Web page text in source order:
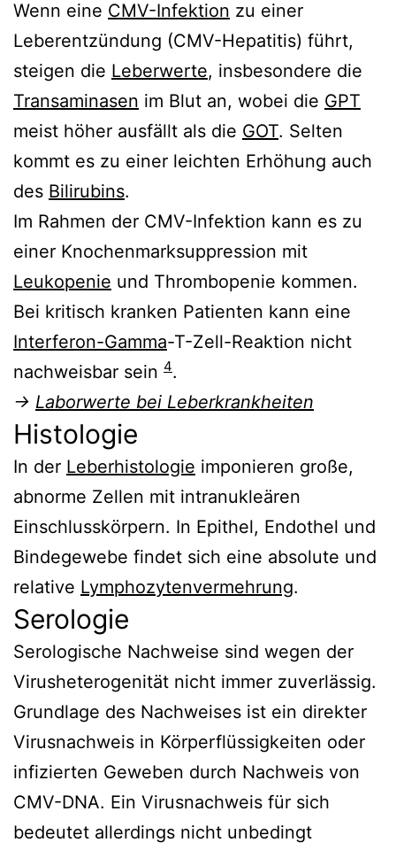
Wenn eine CMV-Infektion zu einer
Leberentzündung (CMV-Hepatitis) führt,
steigen die Leberwerte, insbesondere die
Transaminasen im Blut an, wobei die GPT
meist höher ausfällt als die GOT. Selten
kommt es zu einer leichten Erhöhung auch
des Bilirubins.
Im Rahmen der CMV-Infektion kann es zu
einer Knochenmarksuppression mit
Leukopenie und Thrombopenie kommen.
Bei kritisch kranken Patienten kann eine
Interferon-Gamma-T-Zell-Reaktion nicht
nachweisbar sein 4.
→ Laborwerte bei Leberkrankheiten
Histologie
In der Leberhistologie imponieren große,
abnorme Zellen mit intranukleären
Einschlusskörpern. In Epithel, Endothel und
Bindegewebe findet sich eine absolute und
relative Lymphozytenvermehrung.
Serologie
Serologische Nachweise sind wegen der
Virusheterogenität nicht immer zuverlässig.
Grundlage des Nachweises ist ein direkter
Virusnachweis in Körperflüssigkeiten oder
infizierten Geweben durch Nachweis von
CMV-DNA. Ein Virusnachweis für sich
bedeutet allerdings nicht unbedingt